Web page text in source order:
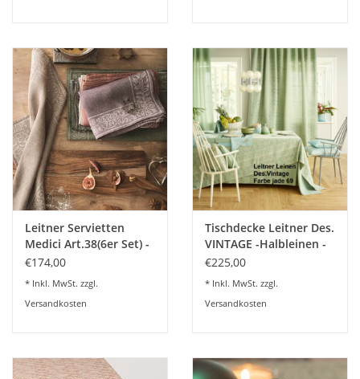
Leitner Servietten
Medici Art.38(6er Set) -
8 Farben
€174,00
* Inkl. MwSt. zzgl.
Versandkosten
Tischdecke Leitner Des.
VINTAGE -Halbleinen -
Ajoursaum
€225,00
* Inkl. MwSt. zzgl.
Versandkosten